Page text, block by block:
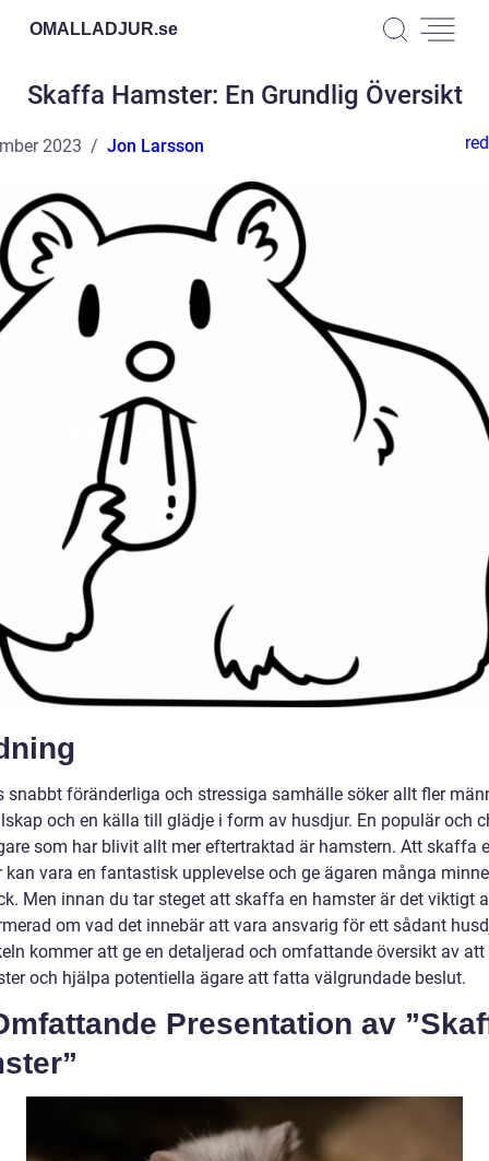
OMALLADJUR.se
Skaffa Hamster: En Grundlig Översikt
2023 Jon Larsson
snabbt föränderliga och stressiga samhälle söker allt fler
och en källa till glädje i form av husdjur. En populär och
som har blivit allt mer eftertraktad är hamstern. Att skaffa
kan vara en fantastisk upplevelse och ge ägaren många
Men innan du tar steget att skaffa en hamster är det viktigt
om vad det innebär att vara ansvarig för ett sådant
kommer att ge en detaljerad och omfattande översikt av
och hjälpa potentiella ägare att fatta välgrundade beslut.
Presentation av